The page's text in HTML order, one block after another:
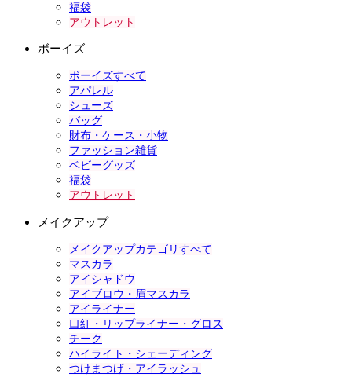
福袋
アウトレット
ボーイズ
ボーイズすべて
アパレル
シューズ
バッグ
財布・ケース・小物
ファッション雑貨
ベビーグッズ
福袋
アウトレット
メイクアップ
メイクアップカテゴリすべて
マスカラ
アイシャドウ
アイブロウ・眉マスカラ
アイライナー
口紅・リップライナー・グロス
チーク
ハイライト・シェーディング
つけまつげ・アイラッシュ